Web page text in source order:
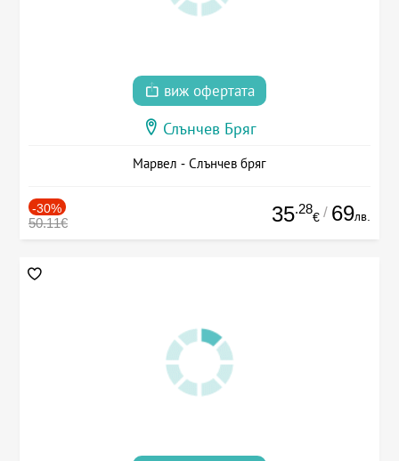
виж офертата
Слънчев Бряг
Марвел - Слънчев бряг
-30%
50.11€ 35.28
€ / 69лв.